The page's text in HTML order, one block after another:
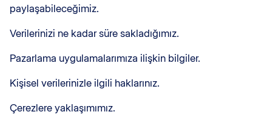
paylaşabileceğimiz.
Verilerinizi ne kadar süre sakladığımız.
Pazarlama uygulamalarımıza ilişkin bilgiler.
Kişisel verilerinizle ilgili haklarınız.
Çerezlere yaklaşımımız.